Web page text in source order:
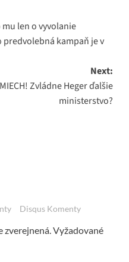
len o vyvolanie
kampaň je v
Next:
Zvládne Heger ďalšie
ministerstvo?
Disqus Komenty
zverejnená.Vyžadované